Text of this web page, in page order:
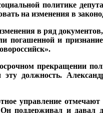
политике
на изменения в
в ряд
погашенной и
прекращении
должность.
управление
Он поддерживал и